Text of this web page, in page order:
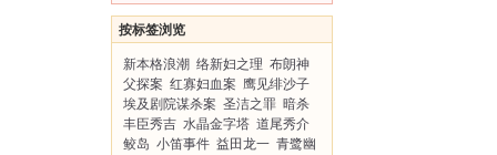
按标签浏览
新本格浪潮 络新妇之理 布朗神
父探案 红寡妇血案 鹰见绯沙子
埃及剧院谋杀案 圣洁之罪 暗杀
丰臣秀吉 水晶金字塔 道尾秀介
鲛岛 小笛事件 益田龙一 青鹭幽